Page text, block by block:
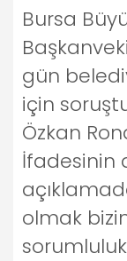
Bursa
gün
için
Özkan
İfadesinin
olmak